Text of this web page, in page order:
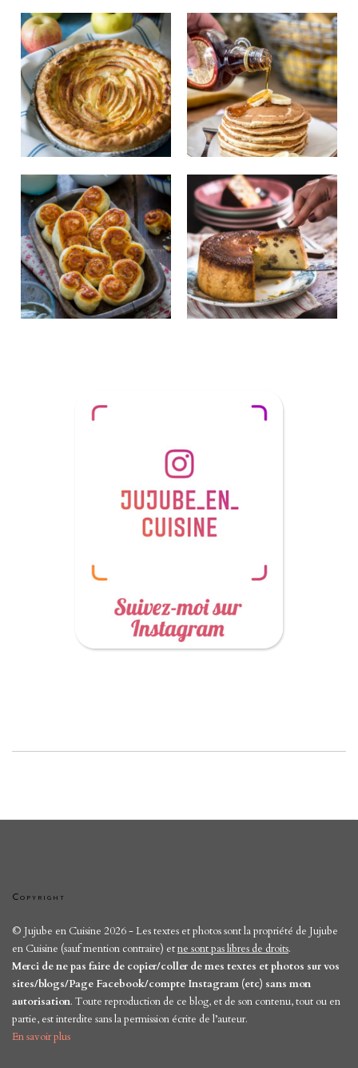
Copyright
© Jujube en Cuisine 2026 - Les textes et photos sont la propriété de Jujube
en Cuisine (sauf mention contraire) etne sont pas libres de droits.
Merci de ne pas faire de copier/coller de mes textes et photos sur vos
sites/blogs/Page Facebook/compte Instagram (etc) sans mon
autorisation. Toute reproduction de ce blog, et de son contenu, tout ou en
partie, est interdite sans la permission écrite de l’auteur.
En savoir plus